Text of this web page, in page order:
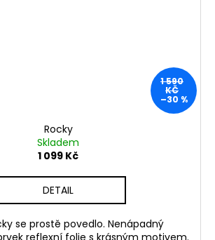
1 590
KČ
–30 %
Rocky
Skladem
1 099 Kč
DETAIL
se prostě povedlo. Nenápadný
reflexní folie s krásným motivem.